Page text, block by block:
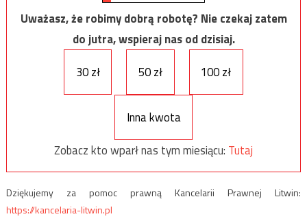
Uważasz, że robimy dobrą robotę? Nie czekaj zatem
do jutra, wspieraj nas od dzisiaj.
30 zł
50 zł 100 zł
Inna kwota
Zobacz kto wparł nas tym miesiącu: Tutaj
Dziękujemy za pomoc prawną Kancelarii Prawnej Litwin:
https://kancelaria-litwin.pl